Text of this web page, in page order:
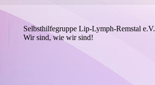
Selbsthilfegruppe Lip-Lymph-Remstal e.V.
Wir sind, wie wir sind!